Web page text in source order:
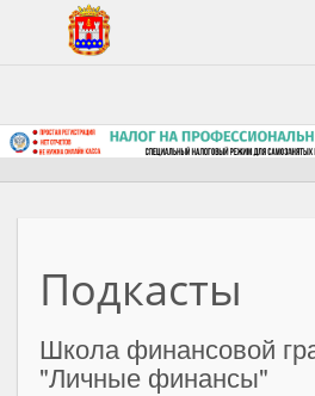
Подкасты
Школа финансовой
"Личные финансы"